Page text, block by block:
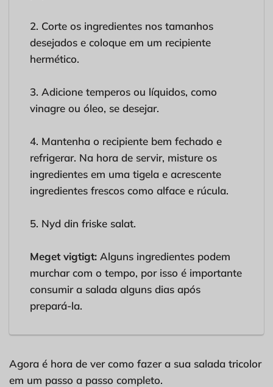
2. Corte os ingredientes nos tamanhos
desejados e coloque em um recipiente
hermético.
3. Adicione temperos ou líquidos, como
vinagre ou óleo, se desejar.
4. Mantenha o recipiente bem fechado e
refrigerar. Na hora de servir, misture os
ingredientes em uma tigela e acrescente
ingredientes frescos como alface e rúcula.
5. Nyd din friske salat.
Meget vigtigt: Alguns ingredientes podem
murchar com o tempo, por isso é importante
consumir a salada alguns dias após
prepará-la.
Agora é hora de ver como fazer a sua salada tricolor
em um passo a passo completo.